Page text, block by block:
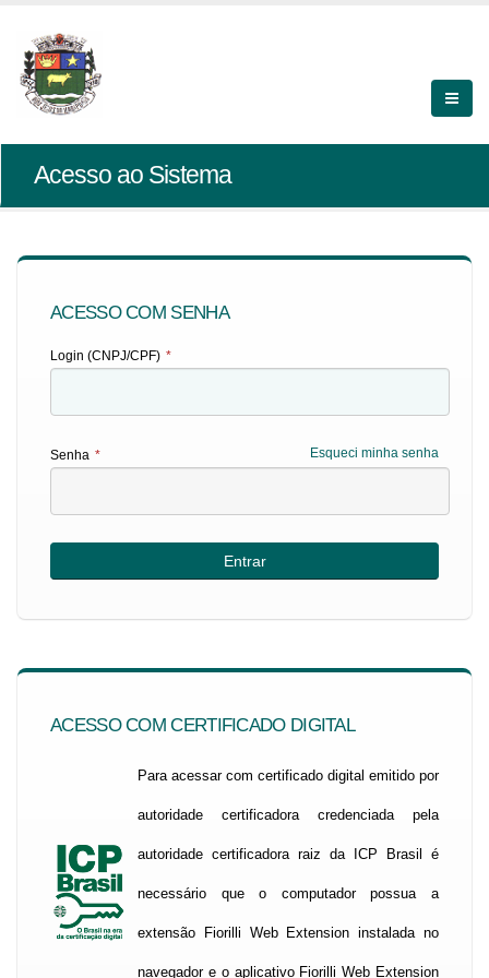
Acesso ao Sistema
ACESSO COM SENHA
Login (CNPJ/CPF) *
Esqueci minha senha
Senha *
ACESSO COM CERTIFICADO DIGITAL
Para acessar com certificado digital emitido por
autoridade certificadora credenciada pela
autoridade certificadora raiz da ICP Brasil é
necessário que o computador possua a
extensão Fiorilli Web Extension instalada no
navegador e o aplicativo Fiorilli Web Extension